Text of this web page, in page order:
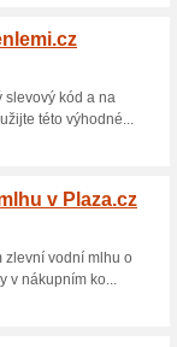
3 %
100%
Slevu
zadáte
(více)